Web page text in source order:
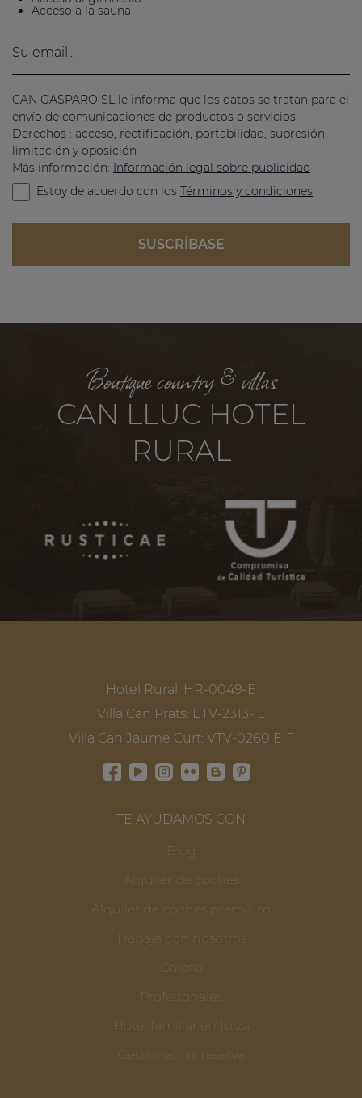
Acceso a la sauna
CAN GASPARO SL le informa que los datos se tratan para el
envío de comunicaciones de productos o servicios.
Derechos : acceso, rectificación, portabilidad, supresión,
limitación y oposición
Más información: Información legal sobre publicidad
Estoy de acuerdo con los Términos y condiciones.
CAN LLUC HOTEL
RURAL
Boutique country & villas
Hotel Rural: HR-0049-E
Villa Can Prats: ETV-2313- E
Villa Can Jaume Curt: VTV-0260 EIF
TE AYUDAMOS CON
Blog
Alquiler de coches
Alquiler de coches premium
Trabaja con nosotros
Galería
Profesionales
Hotel familiar en Ibiza
Gestionar mi reserva